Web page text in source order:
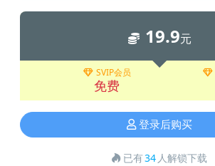
19.9元
SVIP会员
免费
登录后购买
已有34 人解锁下载